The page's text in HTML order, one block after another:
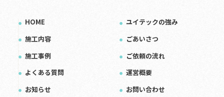
HOME
ユイテックの強み
施工内容
ごあいさつ
施工事例
ご依頼の流れ
よくある質問
運営概要
お知らせ
お問い合わせ